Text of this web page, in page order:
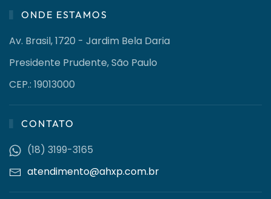
ONDE ESTAMOS
Av. Brasil, 1720 - Jardim Bela Daria
Presidente Prudente, São Paulo
CEP.: 19013000
CONTATO
(18) 3199-3165
atendimento@ahxp.com.br